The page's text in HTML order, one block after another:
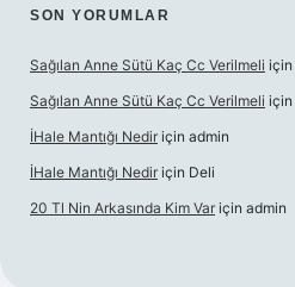
SON YORUMLAR
Sağılan Anne Sütü Kaç Cc Verilmeli için
Sağılan Anne Sütü Kaç Cc Verilmeli için
İHale Mantığı Nedir için admin
İHale Mantığı Nedir için Deli
20 Tl Nin Arkasında Kim Var için admin